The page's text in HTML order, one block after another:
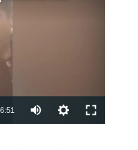
available
6:51